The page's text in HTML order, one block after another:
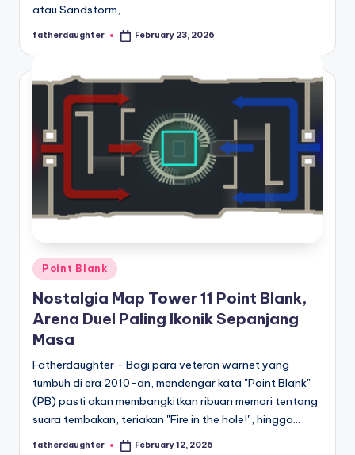
atau Sandstorm,…
Posted
fatherdaughter February 23, 2026
Posted
in
Point Blank
Nostalgia Map Tower 11 Point Blank,
Arena Duel Paling Ikonik Sepanjang
Masa
Fatherdaughter - Bagi para veteran warnet yang
tumbuh di era 2010-an, mendengar kata "Point Blank"
(PB) pasti akan membangkitkan ribuan memori tentang
suara tembakan, teriakan "Fire in the hole!", hingga…
Posted
fatherdaughter February 12, 2026